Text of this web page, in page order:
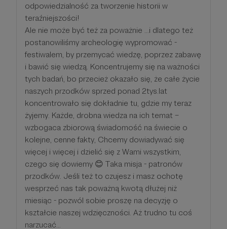
odpowiedzialność za tworzenie historii w
teraźniejszości!
Ale nie może być też za poważnie ...i dlatego też
postanowiliśmy archeologię wypromować -
festiwalem, by przemycać wiedzę, poprzez zabawę
i bawić się wiedzą. Koncentrujemy się na ważności
tych badań, bo przecież okazało się, że całe życie
naszych przodków sprzed ponad 2tys.lat
koncentrowało się dokładnie tu, gdzie my teraz
żyjemy. Każde, drobna wiedza na ich temat –
wzbogaca zbiorową świadomość na świecie o
kolejne, cenne fakty, Chcemy dowiadywać się
więcej i więcej i dzielić się z Wami wszystkim,
czego się dowiemy 😊 Taka misja - patronów
przodków. Jeśli też to czujesz i masz ochotę
wesprzeć nas tak poważną kwotą dłużej niż
miesiąc - pozwól sobie proszę na decyzję o
kształcie naszej wdzięczności. Aż trudno tu coś
narzucać...